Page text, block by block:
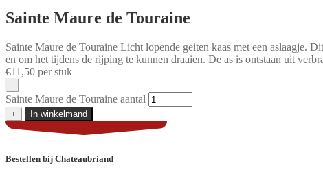
Sainte Maure de Touraine
Sainte Maure de Touraine Licht lopende geiten kaas met een aslaagje.
en om het tijdens de rijping te kunnen draaien. De as is ontstaan uit
€11,50 per stuk
-
Sainte Maure de Touraine aantal
+ In winkelmand
Bestellen bij Chateaubriand